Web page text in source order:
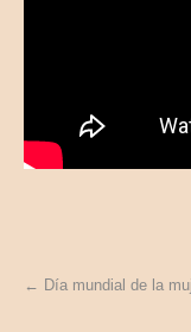
← Día mundial de la